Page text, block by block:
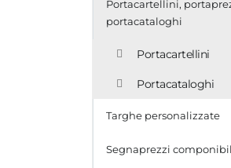
Portacartellini,
portacataloghi
Portacartellini
Portacataloghi
Targhe personalizzate
Segnaprezzi